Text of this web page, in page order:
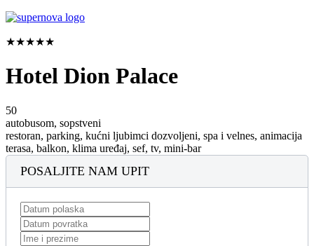
★★★★★
Hotel Dion Palace
50
autobusom, sopstveni
restoran, parking, kućni ljubimci dozvoljeni, spa i velnes, animacija
terasa, balkon, klima uređaj, sef, tv, mini-bar
POSALJITE NAM UPIT